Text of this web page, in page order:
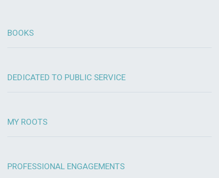
BOOKS
DEDICATED TO PUBLIC SERVICE
MY ROOTS
PROFESSIONAL ENGAGEMENTS